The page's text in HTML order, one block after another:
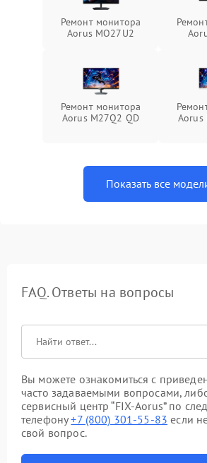
Ремонт монитора
Aorus MO27U2
Ремонт монитора
Aorus M27Q2 QD
Aorus
Показать все
FAQ. Ответы на вопросы
Вы можете ознакомиться с
часто задаваемыми вопросами,
сервисный центр “FIX-Aorus” по
телефону+7 (800) 301-55-83 если
свой вопрос.